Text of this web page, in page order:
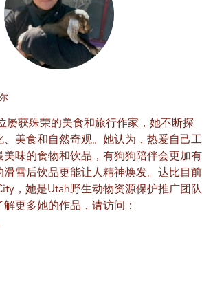
屡获殊荣的美食和旅行作家，她不断探
、美食和自然奇观。她认为，热爱自己工
味的食物和饮品，有狗狗陪伴会更加有
滑雪后饮品更能让人精神焕发。达比目前
，她是Utah野生动物资源保护推广团队
更多她的作品，请访问：